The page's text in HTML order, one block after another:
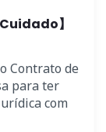
】
Contrato de
para ter
com